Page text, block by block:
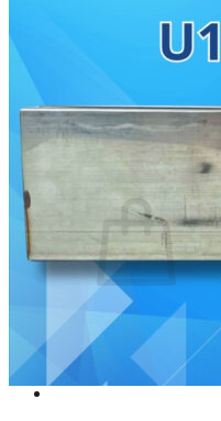
Công trình dân
Công trình
Nhà máy &
Liên hệ
Tìm kiếm:
Chưa có sản
Quay trở lại cửa